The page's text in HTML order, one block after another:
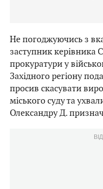
Не погоджуючись з
заступник керівника
прокуратури у
Західного регіону
просив скасувати
міського суду та
Олександру Д.